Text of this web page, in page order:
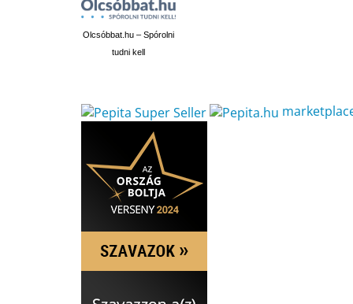
Olcsóbbat.hu – Spórolni
tudni kell